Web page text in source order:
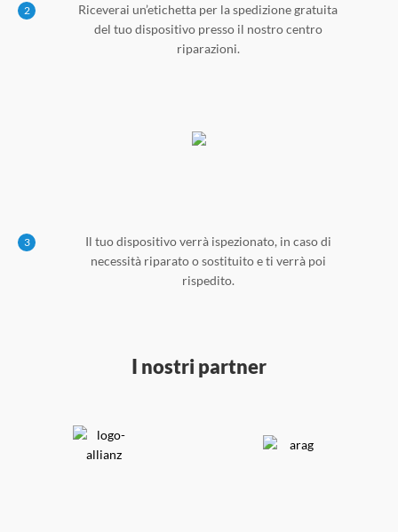
2
Riceverai un’etichetta per la spedizione gratuita
del tuo dispositivo presso il nostro centro
riparazioni.
3
Il tuo dispositivo verrà ispezionato, in caso di
necessità riparato o sostituito e ti verrà poi
rispedito.
I nostri partner